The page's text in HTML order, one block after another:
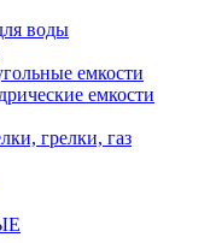
воды
емкости
емкости
грелки, газ